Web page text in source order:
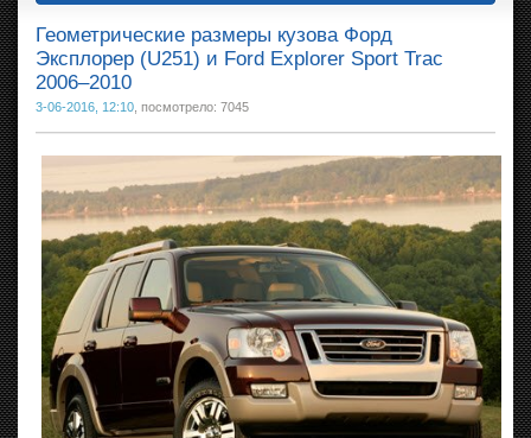
Геометрические размеры кузова Форд
Эксплорер (U251) и Ford Explorer Sport Trac
2006–2010
3-06-2016, 12:10 , посмотрело: 7045